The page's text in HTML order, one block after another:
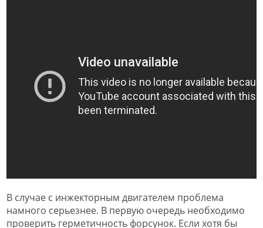
В случае с инжекторным двигателем проблема
намного серьезнее. В первую очередь необходимо
проверить герметичность форсунок. Если хотя бы